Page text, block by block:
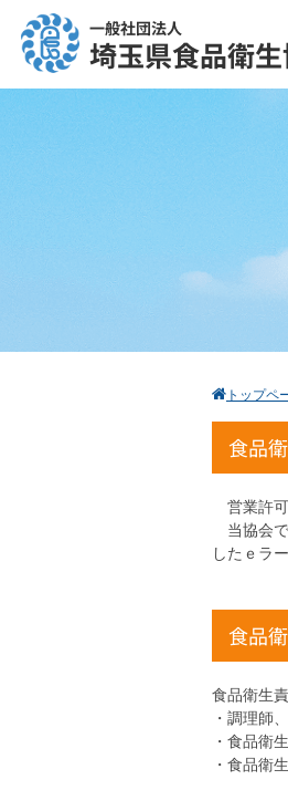
一般社団法人
埼玉県食品衛
トップペ
食品
営業許
当協会で
したｅラ
食品
食品衛生
・調理師
・食品衛
・食品衛